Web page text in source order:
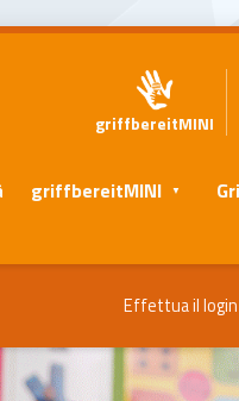
griffbereitMINI
griffbereitMINI
Effettua il login